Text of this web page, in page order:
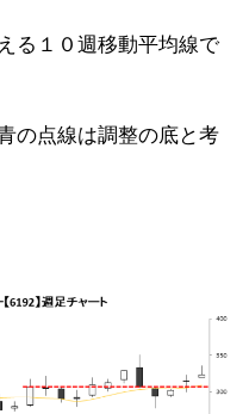
る１０週移動平均線で
の点線は調整の底と考